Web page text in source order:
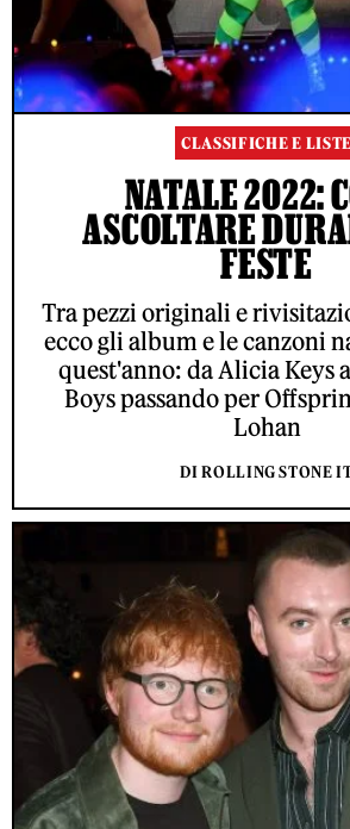
CLASSIFICHE E LISTE
NATALE 2022:
ASCOLTARE
FESTE
Tra pezzi originali e
ecco gli album e le canzoni
quest'anno: da Alicia Keys
Boys passando per
Lohan
DI ROLLING STONE